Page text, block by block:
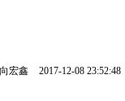
宏鑫 2017-12-08 23:52:48